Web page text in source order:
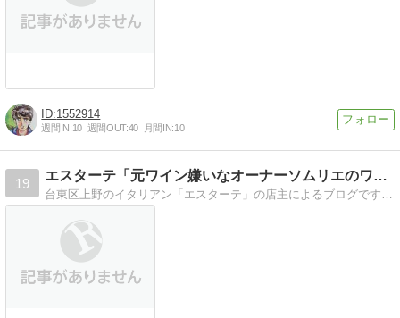
1552914
週間IN:10 週間OUT:40 月間IN:10
19
エスターテ「元ワイン嫌いなオーナーソムリエのワインブログ」